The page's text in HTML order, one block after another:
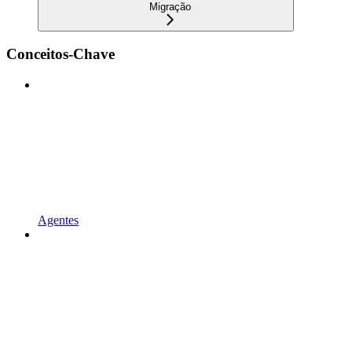
Migração
Conceitos-Chave
Agentes